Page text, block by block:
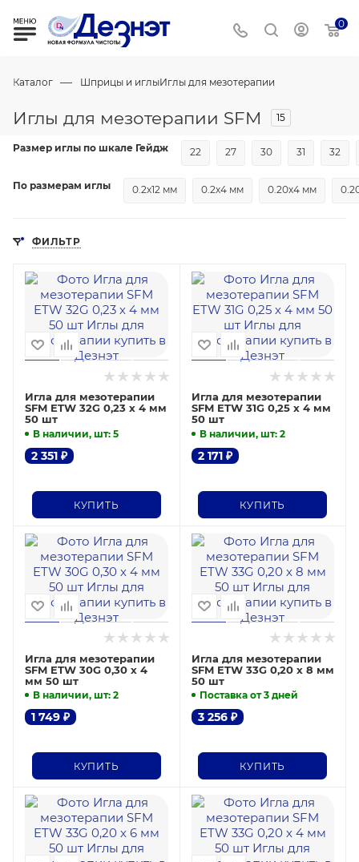
0
Каталог — Шприцы и иглыИглы для мезотерапии
Иглы для мезотерапии SFM 15
Размер иглы по шкале Гейдж 22 27 30 31 32
По размерам иглы 0.2х12 мм 0.2х4 мм 0.20х4 мм
ФИЛЬТР
Игла для мезотерапии
SFM ETW 32G 0,23 х 4 мм
50 шт
В наличии, шт: 5
2 351 ₽
КУПИТЬ
Игла для мезотерапии
SFM ETW 31G 0,25 х 4 мм
50 шт
В наличии, шт: 2
2 171₽
КУПИТЬ
Игла для мезотерапии
SFM ETW 30G 0,30 х 4
мм 50 шт
В наличии, шт: 2
1 749 ₽
КУПИТЬ
Игла для мезотерапии
SFM ETW 33G 0,20 х 8 мм
50 шт
Поставка от 3 дней
3 256₽
КУПИТЬ